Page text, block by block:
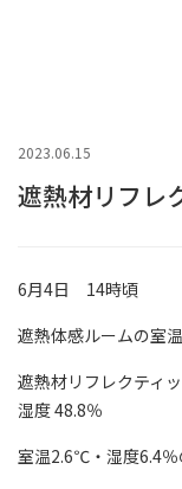
2023.06.15
遮熱材リフレ
6月4日 14時頃
遮熱体感ルームの室
遮熱材リフレクティ
湿度 48.8％
室温2.6℃・湿度6.4％